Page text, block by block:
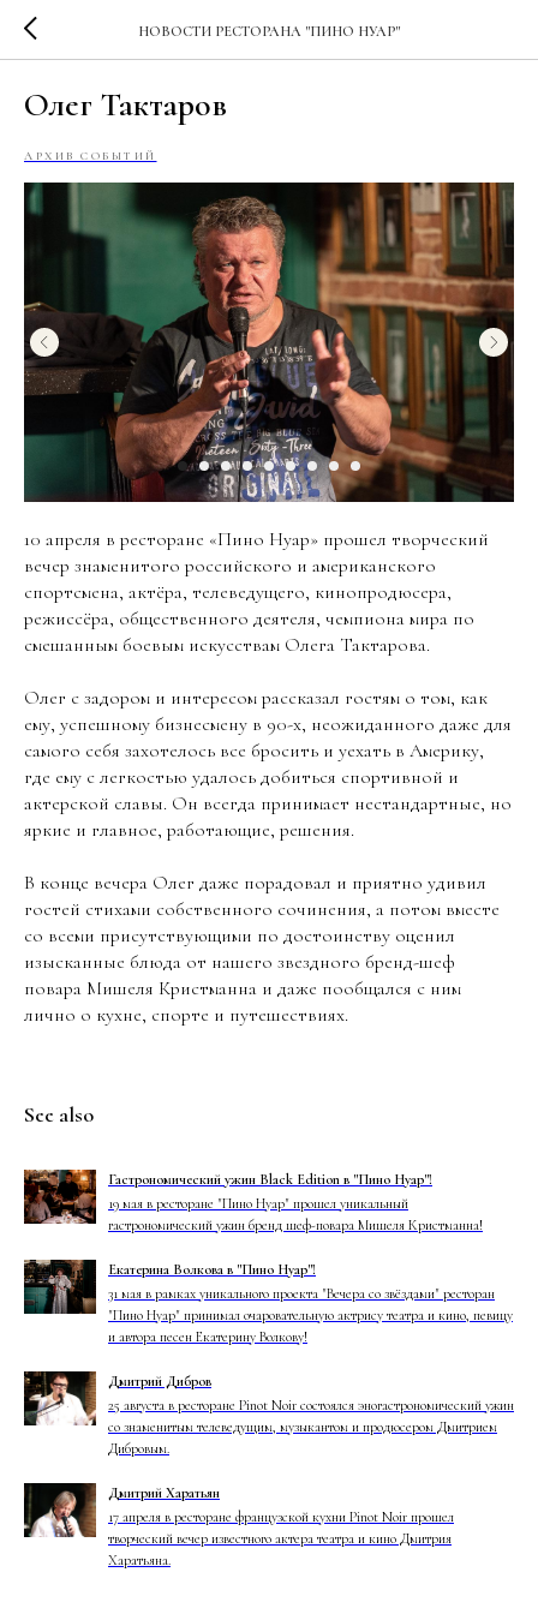
НОВОСТИ РЕСТОРАНА "ПИНО НУАР"
Олег Тактаров
АРХИВ СОБЫТИЙ
10 апреля в ресторане «Пино Нуар» прошел творческий
вечер знаменитого российского и американского
спортсмена, актёра, телеведущего, кинопродюсера,
режиссёра, общественного деятеля, чемпиона мира по
смешанным боевым искусствам Олега Тактарова.
Олег с задором и интересом рассказал гостям о том, как
ему, успешному бизнесмену в 90-х, неожиданного даже для
самого себя захотелось все бросить и уехать в Америку,
где ему с легкостью удалось добиться спортивной и
актерской славы. Он всегда принимает нестандартные, но
яркие и главное, работающие, решения.
В конце вечера Олег даже порадовал и приятно удивил
гостей стихами собственного сочинения, а потом вместе
со всеми присутствующими по достоинству оценил
изысканные блюда от нашего звездного бренд-шеф
повара Мишеля Кристманна и даже пообщался с ним
лично о кухне, спорте и путешествиях.
See also
Гастрономический ужин Black Edition в "Пино Нуар"!
19 мая в ресторане "Пино Нуар" прошел уникальный
гастрономический ужин бренд шеф-повара Мишеля Кристманна!
Екатерина Волкова в "Пино Нуар"!
31 мая в рамках уникального проекта "Вечера со звёздами" ресторан
"Пино Нуар" принимал очаровательную актрису театра и кино, певицу
и автора песен Екатерину Волкову!
Дмитрий Дибров
25 августа в ресторане Pinot Noir состоялся эногастрономический ужин
со знаменитым телеведущим, музыкантом и продюсером Дмитрием
Дибровым.
Дмитрий Харатьян
17 апреля в ресторане французской кухни Pinot Noir прошел
творческий вечер известного актера театра и кино Дмитрия
Харатьяна.